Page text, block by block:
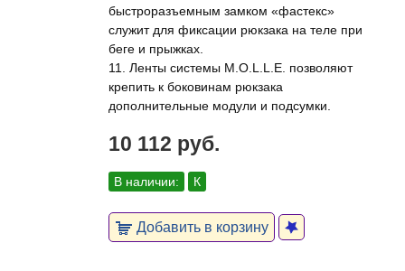
быстроразъемным замком «фастекс»
служит для фиксации рюкзака на теле при
беге и прыжках.
11. Ленты системы M.O.L.L.E. позволяют
крепить к боковинам рюкзака
дополнительные модули и подсумки.
10 112 руб.
В наличии: К
Добавить в корзину